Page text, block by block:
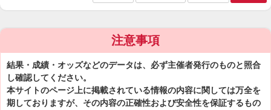
注意事項
結果・成績・オッズなどのデータは、必ず主催者発行のものと照合
し確認してください。
本サイトのページ上に掲載されている情報の内容に関しては万全を
期しておりますが、その内容の正確性および安全性を保証するもの